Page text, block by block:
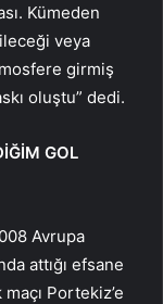
Kümeden
veya
girmiş
oluştu” dedi.
GOL
Avrupa
attığı efsane
Portekiz’e